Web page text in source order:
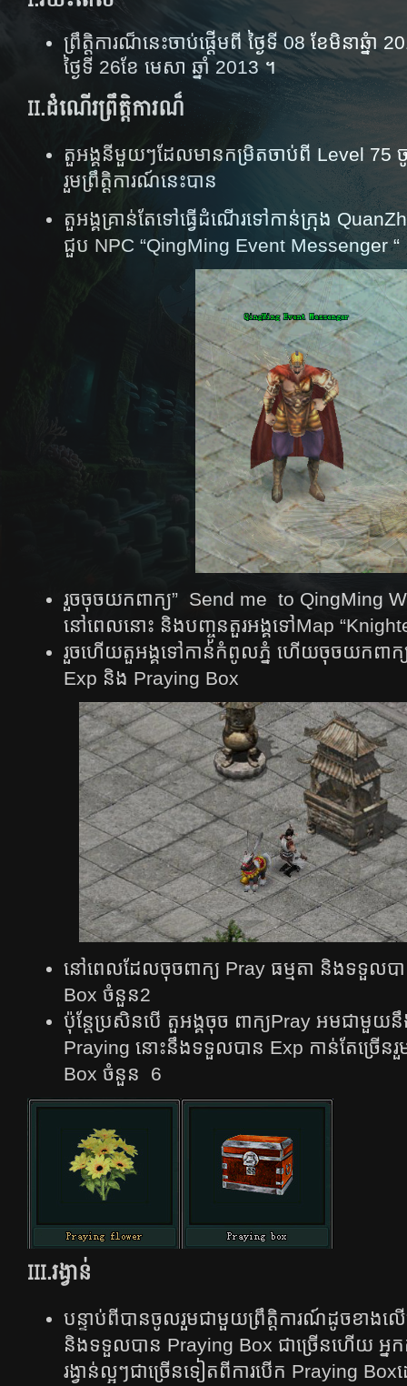
ព្រឹត្តិការណ៏​នេះ​ចាប់​ផ្តើម​ពី​ ថ្ងៃ​ទី​ 08​​ ខែ​មិនា​ឆ្នំ
ថ្ងៃទី 26ខែ មេសា​ ឆ្នាំ 2013​ ។
II.ដំណើរព្រឹត្តិការណ៏
តួអង្គ​នីមួយ​ៗ​ដែល​មានកម្រិត​​ចាប់​ពី Level 75
រួម​ព្រឹត្តិការណ៍​នេះ​បាន​
តួអង្គ​គ្រាន់​តែ​ទៅ​ធ្វើ​ដំណើរ​ទៅ​កាន់​ក្រុង​
ជួប​ NPC ​“QingMing Event Messenger “
រួច​ចុច​យក​ពាក្យ​” Send me to QingMing
នៅពេលនោះ និង​បញ្ចូន​តួរ​អង្គ​ទៅMap
រួច​ហើយ​តួអង្គ​ទៅ​កាន់​កំពូល​ភ្នំ​ ហើយ​ចុច​យកពាក្
Exp និង​ Praying Box
នៅ​ពេល​ដែល​ចុច​ពាក្យ​ Pray ធម្មតា​ និង​ទទួល​ប
Box ចំនួន2
ប៉ុន្តែ​ប្រសិនបើ​ តួអង្គ​ចុច ពាក្យ​Pray អម​ជា​មួយ​នឹ
Praying នោះនឹ​ង​ទទួល​បាន Exp កាន់​តែ​ច្រើន​
Box ចំនួន 6
III.រង្វាន់​
បន្ទា​​ប់​ពី​​​បាន​​ចូ​ល​រួម​​ជា​មួយ​​ព្រឹត្តិ​ការណ៍​​​ដូ​ច​ខាង​​លើ​​​
និង​ទទួល​បាន​ Praying Box ជា​ច្រើន​ហើយ​ អ្ន
រង្វាន់​​ល្អ​ៗ​​ជា​ច្រើន​​ទៀត​​ពី​ការ​បើ​ក​ Praying